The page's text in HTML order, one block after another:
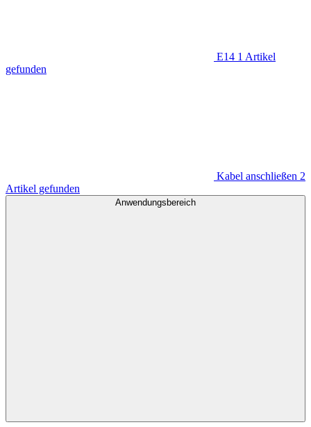
E14 1 Artikel
gefunden
Kabel anschließen 2
Artikel gefunden
Anwendungsbereich